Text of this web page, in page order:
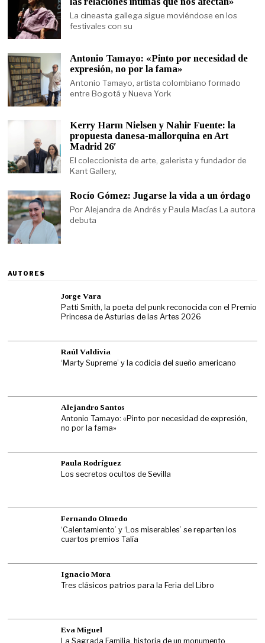
La cineasta gallega sigue moviéndose en los
festivales con su
Antonio Tamayo: «Pinto por necesidad de
expresión, no por la fama»
Antonio Tamayo, artista colombiano formado
entre Bogotá y Nueva York
Kerry Harm Nielsen y Nahir Fuente: la
propuesta danesa-mallorquina en Art
Madrid 26′
El coleccionista de arte, galerista y fundador de
Kant Gallery,
Rocío Gómez: Jugarse la vida a un órdago
Por Alejandra de Andrés y Paula Macías La autora
debuta
AUTORES
Jorge Vara
Patti Smith, la poeta del punk reconocida con el Premio
Princesa de Asturias de las Artes 2026
Raúl Valdivia
‘Marty Supreme’ y la codicia del sueño americano
Alejandro Santos
Antonio Tamayo: «Pinto por necesidad de expresión,
no por la fama»
Paula Rodríguez
Los secretos ocultos de Sevilla
Fernando Olmedo
‘Calentamiento’ y ‘Los miserables’ se reparten los
cuartos premios Talía
Ignacio Mora
Tres clásicos patrios para la Feria del Libro
Eva Miguel
La Sagrada Familia, historia de un monumento